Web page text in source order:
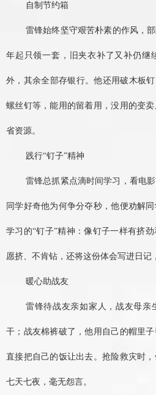
自制节约箱
雷锋始终坚守艰苦朴素的作风，
年起只领一套，旧夹衣补了又补仍继
外，其余全部存银行。他还用破木板钉
螺丝钉等，能用的留着用，没用的变
省资源。
践行“钉子”精神
雷锋总抓紧点滴时间学习，看电
同学好奇他为何争分夺秒，他便劝解
学习的“钉子”精神：像钉子一样有挤
愿挤、不肯钻，还将这份体会写进日记
暖心助战友
雷锋待战友亲如家人，战友母亲
干；战友棉裤破了，他用自己的帽里
直接把自己的饭让出去。抢险救灾时
七天七夜，毫无怨言。